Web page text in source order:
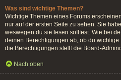
Was sind wichtige Themen?
Wichtige Themen eines Forums
nur auf der ersten Seite zu sehen. Sie
weswegen du sie lesen solltest. Wie bei
deinen Berechtigungen ab, ob du
die Berechtigungen stellt die Board-
Nach oben